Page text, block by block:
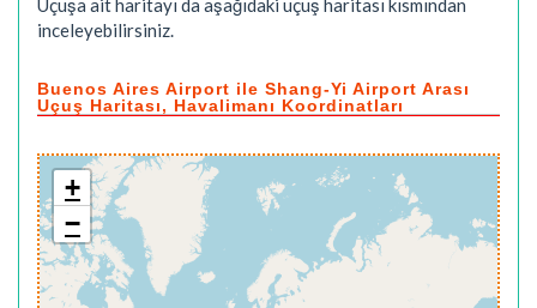
inceleyebilirsiniz.
Buenos Aires Airport ile Shang-Yi Airport Arası
Uçuş Haritası, Havalimanı Koordinatları
+
−